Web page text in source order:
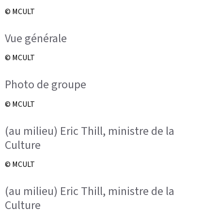
© MCULT
Vue générale
© MCULT
Photo de groupe
© MCULT
(au milieu) Eric Thill, ministre de la
Culture
© MCULT
(au milieu) Eric Thill, ministre de la
Culture